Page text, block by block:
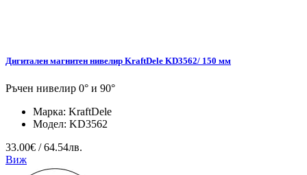
Дигитален магнитен нивелир KraftDele KD3562/ 150 мм
Ръчен нивелир 0° и 90°
Марка: KraftDele
Модел: KD3562
33.00€ / 64.54лв.
Виж